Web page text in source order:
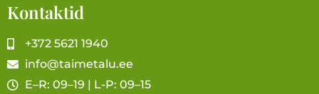
Kontaktid
+372 5621 1940
info@taimetalu.ee
E–R: 09–19 | L-P: 09–15